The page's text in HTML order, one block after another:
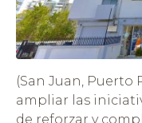
(San Juan, Puerto
ampliar las
de reforzar y